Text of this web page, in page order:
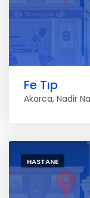
Fe Tıp
Akarca, Nadir
HASTANE